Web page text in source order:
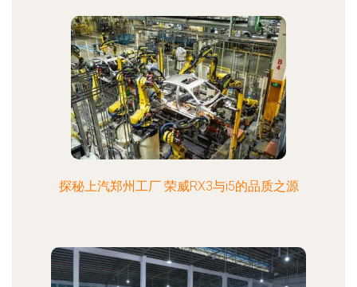
探秘上汽郑州工厂 荣威RX3与i5的品质之源